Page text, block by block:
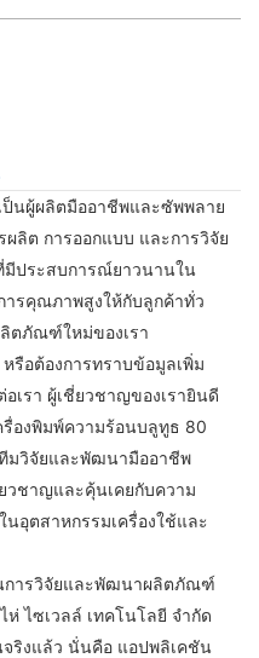
ป็นผู้ผลิตมืออาชีพและซัพพลาย
ลิต การออกแบบ และการวิจัย
ประสบการณ์ยาวนานใน
ารคุณภาพสูงให้กับลูกค้าทั่ว
ตภัณฑ์ใหม่ของเรา
รือต้องการทราบข้อมูลเพิ่ม
เรา ผู้เชี่ยวชาญของเรายินดี
องพิมพ์ความร้อนบลูทูธ 80
มวิจัยและพัฒนามืออาชีพ
วชาญและคุ้นเคยกับความ
อุตสาหกรรมเครื่องใช้และ
การวิจัยและพัฒนาผลิตภัณฑ์
ไซเวลล์ เทคโนโลยี จำกัด
ริงแล้ว นั่นคือ แอปพลิเคชัน